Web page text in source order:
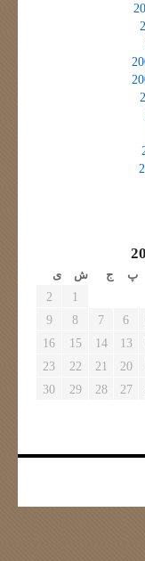
پ ج ش ی
1
2
6
7
8
9
13
14
15
16
20
21
22
23
27
28
29
30